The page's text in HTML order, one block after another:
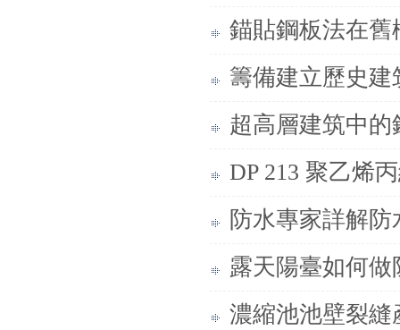
錨貼鋼板法在
籌備建立歷史
超高層建筑中的
DP 213 聚乙烯
防水專家詳解
露天陽臺如何做
濃縮池池壁裂